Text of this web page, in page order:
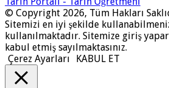
© Copyright 2026, Tüm Hakları
Sitemizi en iyi şekilde
kullanılmaktadır. Sitemize giriş
kabul etmiş sayılmaktasınız.
Çerez Ayarları
KABUL ET